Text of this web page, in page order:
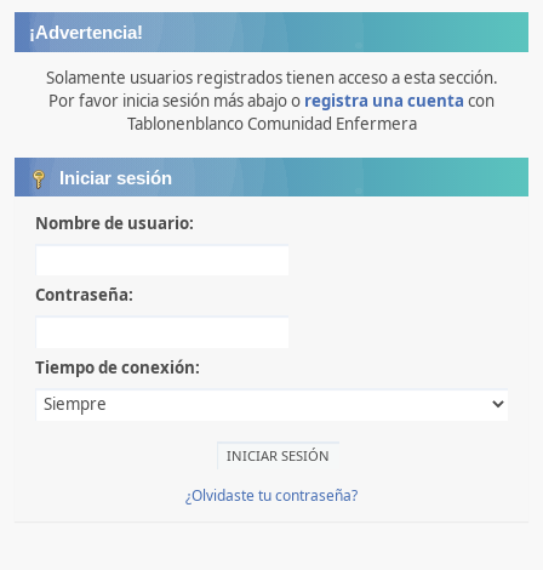
¡Advertencia!
Solamente usuarios registrados tienen acceso a esta sección.
Por favor inicia sesión más abajo o registra una cuenta con
Tablonenblanco Comunidad Enfermera
Iniciar sesión
Nombre de usuario:
Contraseña:
Tiempo de conexión:
¿Olvidaste tu contraseña?